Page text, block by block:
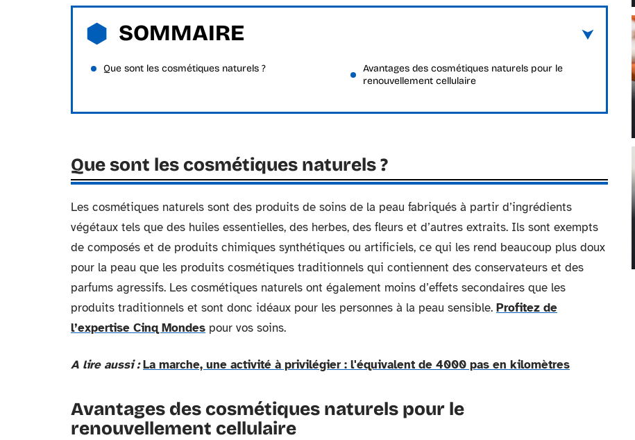
SOMMAIRE
Que sont les cosmétiques naturels ?
Avantages des cosmétiques naturels pour le
renouvellement cellulaire
Que sont les cosmétiques naturels ?
Les cosmétiques naturels sont des produits de soins de la peau fabriqués à partir d’ingrédients
végétaux tels que des huiles essentielles, des herbes, des fleurs et d’autres extraits. Ils sont exempts
de composés et de produits chimiques synthétiques ou artificiels, ce qui les rend beaucoup plus doux
pour la peau que les produits cosmétiques traditionnels qui contiennent des conservateurs et des
parfums agressifs. Les cosmétiques naturels ont également moins d’effets secondaires que les
produits traditionnels et sont donc idéaux pour les personnes à la peau sensible. Profitez de
l’expertise Cinq Mondes pour vos soins.
A lire aussi : La marche, une activité à privilégier : l'équivalent de 4000 pas en kilomètres
Avantages des cosmétiques naturels pour le
renouvellement cellulaire